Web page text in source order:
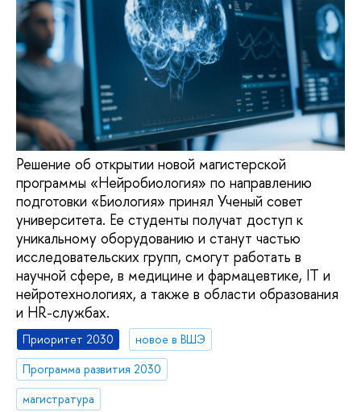
Решение об открытии новой магистерской
программы «Нейробиология» по направлению
подготовки «Биология» принял Ученый совет
университета. Ее студенты получат доступ к
уникальному оборудованию и станут частью
исследовательских групп, смогут работать в
научной сфере, в медицине и фармацевтике, IT и
нейротехнологиях, а также в области образования
и HR-службах.
Приоритет 2030
новое в ВШЭ
Программа развития 2030
магистратура